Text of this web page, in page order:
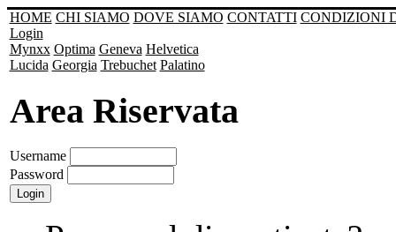
HOME CHI SIAMO DOVE SIAMO CONTATTI CONDIZIONI
Login
Mynxx Optima Geneva Helvetica
Lucida Georgia Trebuchet Palatino
Area Riservata
Username
Password